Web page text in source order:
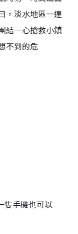
，淡水地區一連
結一心搶救小鎮
不到的危
隻手機也可以